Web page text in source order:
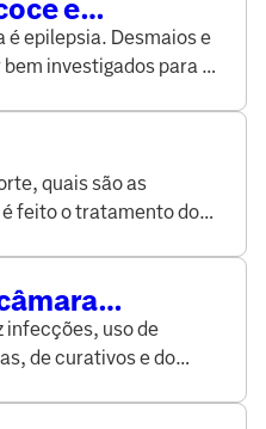
e
de vida
é epilepsia. Desmaios e
investigados para o
quais são as
feito o tratamento do
a
infecções, uso de
de curativos e do